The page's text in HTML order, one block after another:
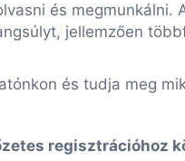
és
jellemzően
és tudja meg
regisztrációhoz